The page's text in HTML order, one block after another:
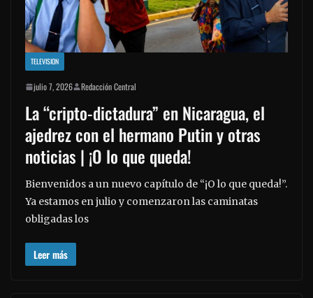
TELEVISION
julio 7, 2026 Redacción Central
La “cripto-dictadura” en Nicaragua, el
ajedrez con el hermano Putin y otras
noticias | ¡O lo que queda!
Bienvenidos a un nuevo capítulo de “¡O lo que queda!”.
Ya estamos en julio y comenzaron las caminatas
obligadas los
Leer más